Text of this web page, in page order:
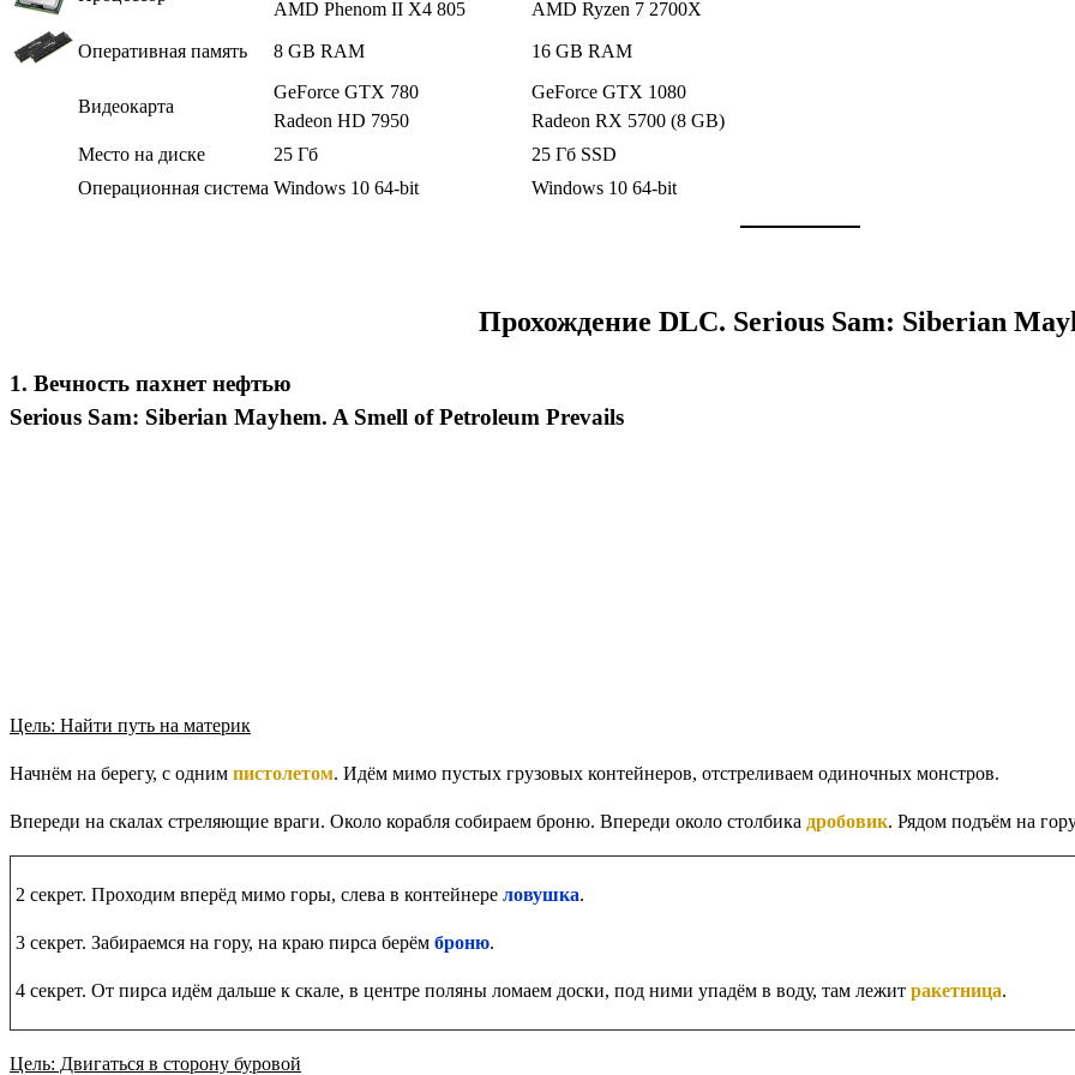
AMD Phenom II X4 805 AMD Ryzen 7 2700X
Оперативная память 8 GB RAM 16 GB RAM
Видеокарта
GeForce GTX 780
Radeon HD 7950
GeForce GTX 1080
Radeon RX 5700 (8 GB)
Место на диске
25 Гб
25 Гб SSD
Операционная система Windows 10 64-bit Windows 10 64-bit
Прохождение DLC. Serious Sam: Siberian
1. Вечность пахнет нефтью
Serious Sam: Siberian Mayhem. A Smell of Petroleum Prevails
Цель: Найти путь на материк
Начнём на берегу, с одним пистолетом. Идём мимо пустых грузовых контейнеров, отстреливаем одиночных монстров.
Впереди на скалах стреляющие враги. Около корабля собираем броню. Впереди около столбика дробовик. Рядом подъём на
2 секрет. Проходим вперёд мимо горы, слева в контейнере ловушка.
3 секрет. Забираемся на гору, на краю пирса берём броню.
4 секрет. От пирса идём дальше к скале, в центре поляны ломаем доски, под ними упадём в воду, там лежит ракетница.
Цель: Двигаться в сторону буровой